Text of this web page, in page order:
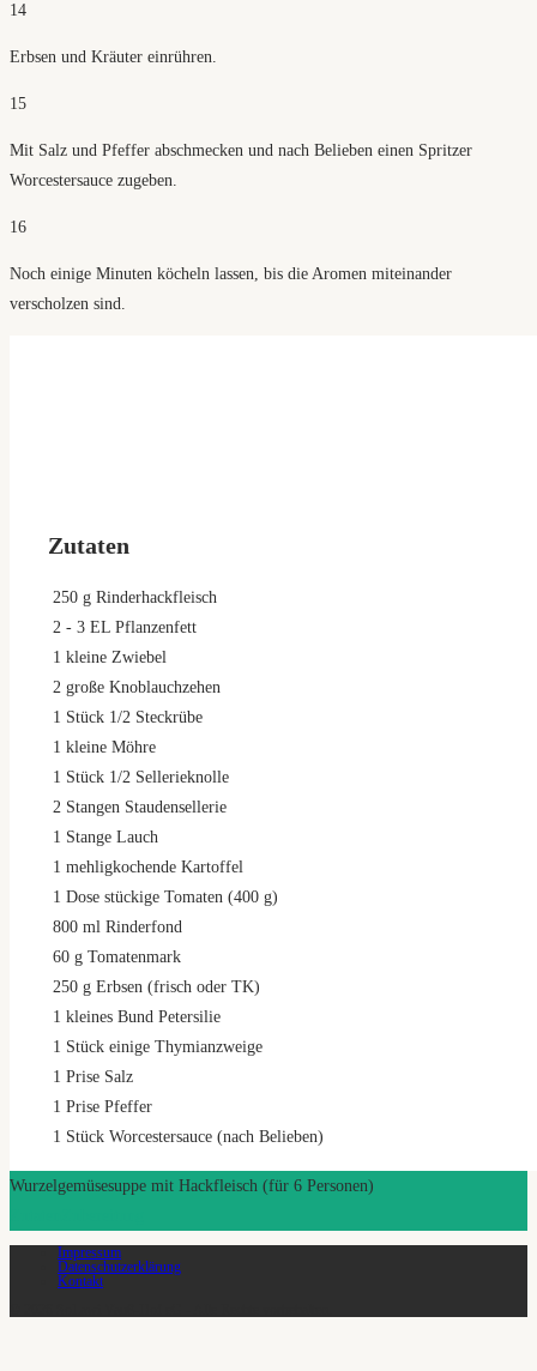
14
Erbsen und Kräuter einrühren.
15
Mit Salz und Pfeffer abschmecken und nach Belieben einen Spritzer
Worcestersauce zugeben.
16
Noch einige Minuten köcheln lassen, bis die Aromen miteinander
verscholzen sind.
Zutaten
250 g Rinderhackfleisch
2 - 3 EL Pflanzenfett
1 kleine Zwiebel
2 große Knoblauchzehen
1 Stück 1/2 Steckrübe
1 kleine Möhre
1 Stück 1/2 Sellerieknolle
2 Stangen Staudensellerie
1 Stange Lauch
1 mehligkochende Kartoffel
1 Dose stückige Tomaten (400 g)
800 ml Rinderfond
60 g Tomatenmark
250 g Erbsen (frisch oder TK)
1 kleines Bund Petersilie
1 Stück einige Thymianzweige
1 Prise Salz
1 Prise Pfeffer
1 Stück Worcestersauce (nach Belieben)
Wurzelgemüsesuppe mit Hackfleisch (für 6 Personen)
Impressum
Datenschutzerklärung
Kontakt